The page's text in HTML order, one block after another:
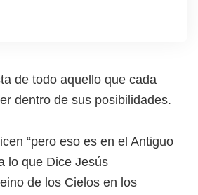
de todo aquello que cada
dentro de sus posibilidades.
“pero eso es en el Antiguo
lo que Dice Jesús
de los Cielos en los